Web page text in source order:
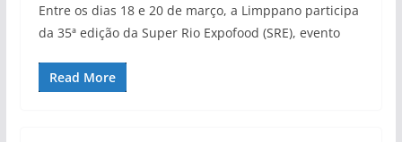
Entre os dias 18 e 20 de março, a Limppano participa
da 35ª edição da Super Rio Expofood (SRE), evento
Read More